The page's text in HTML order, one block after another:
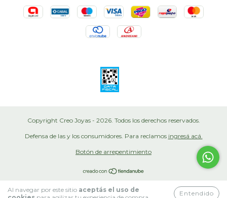
Al navegar por este sitio aceptás el uso de
Entendido
Copyright Creo Joyas - 2026. Todos los derechos reservados.
Defensa de las y los consumidores. Para reclamos ingresá acá.
Botón de arrepentimiento